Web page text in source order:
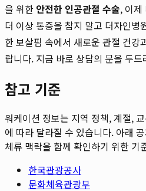
을 위한 안전한 인공관절 수술, 이제
더 이상 통증을 참지 말고 더자인병
한 보살핌 속에서 새로운 관절 건강
랍니다. 지금 바로 상담의 문을 두
참고 기준
워케이션 정보는 지역 정책, 계절,
에 따라 달라질 수 있습니다. 아래
체류 맥락을 함께 확인하기 위한 기
한국관광공사
문화체육관광부